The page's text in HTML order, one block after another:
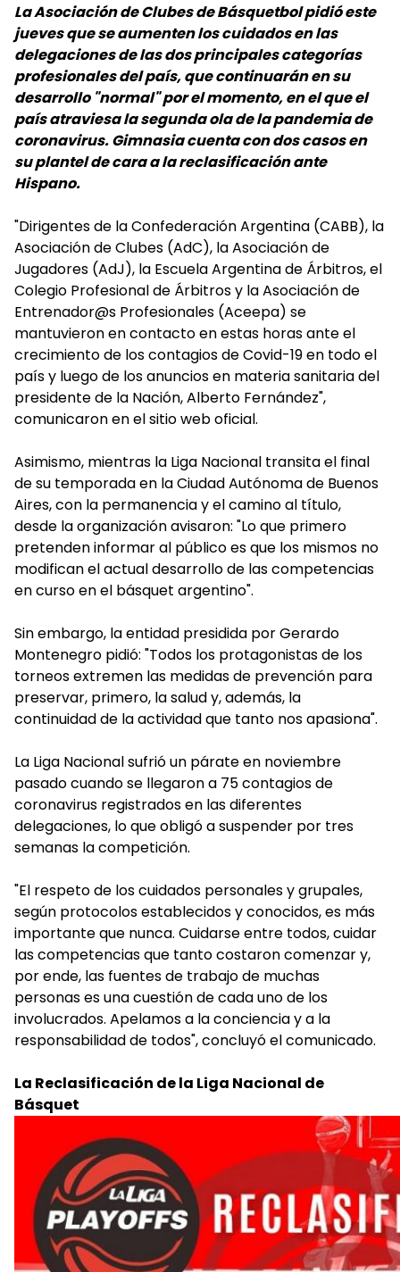
La Asociación de Clubes de Básquetbol pidió este
jueves que se aumenten los cuidados en las
delegaciones de las dos principales categorías
profesionales del país, que continuarán en su
desarrollo "normal" por el momento, en el que el
país atraviesa la segunda ola de la pandemia de
coronavirus. Gimnasia cuenta con dos casos en
su plantel de cara a la reclasificación ante
Hispano.
"Dirigentes de la Confederación Argentina (CABB), la
Asociación de Clubes (AdC), la Asociación de
Jugadores (AdJ), la Escuela Argentina de Árbitros, el
Colegio Profesional de Árbitros y la Asociación de
Entrenador@s Profesionales (Aceepa) se
mantuvieron en contacto en estas horas ante el
crecimiento de los contagios de Covid-19 en todo el
país y luego de los anuncios en materia sanitaria del
presidente de la Nación, Alberto Fernández",
comunicaron en el sitio web oficial.
Asimismo, mientras la Liga Nacional transita el final
de su temporada en la Ciudad Autónoma de Buenos
Aires, con la permanencia y el camino al título,
desde la organización avisaron: "Lo que primero
pretenden informar al público es que los mismos no
modifican el actual desarrollo de las competencias
en curso en el básquet argentino".
Sin embargo, la entidad presidida por Gerardo
Montenegro pidió: "Todos los protagonistas de los
torneos extremen las medidas de prevención para
preservar, primero, la salud y, además, la
continuidad de la actividad que tanto nos apasiona".
La Liga Nacional sufrió un párate en noviembre
pasado cuando se llegaron a 75 contagios de
coronavirus registrados en las diferentes
delegaciones, lo que obligó a suspender por tres
semanas la competición.
"El respeto de los cuidados personales y grupales,
según protocolos establecidos y conocidos, es más
importante que nunca. Cuidarse entre todos, cuidar
las competencias que tanto costaron comenzar y,
por ende, las fuentes de trabajo de muchas
personas es una cuestión de cada uno de los
involucrados. Apelamos a la conciencia y a la
responsabilidad de todos", concluyó el comunicado.
La Reclasificación de la Liga Nacional de
Básquet